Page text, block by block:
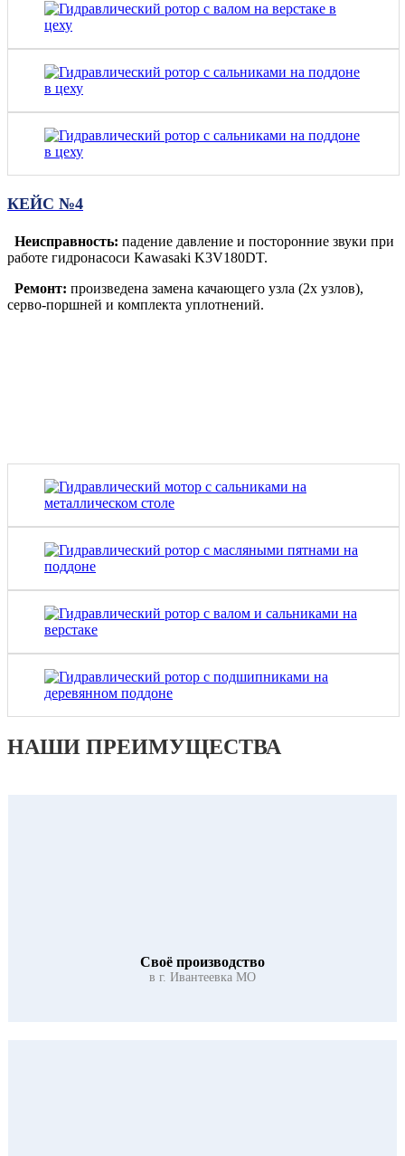
КЕЙС №4
Неисправность: падение давление и посторонние звуки при
работе гидронасоси Kawasaki K3V180DT.
Ремонт: произведена замена качающего узла (2х узлов),
серво-поршней и комплекта уплотнений.
НАШИ ПРЕИМУЩЕСТВА
Своё производство
в г. Ивантеевка МО